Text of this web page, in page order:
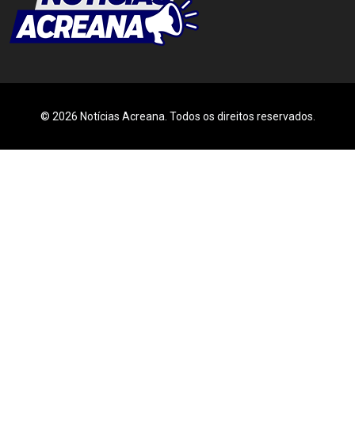
© 2026 Notícias Acreana. Todos os direitos reservados.